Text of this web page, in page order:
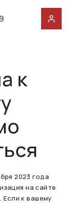
к
2023 года
на сайте
к вашему